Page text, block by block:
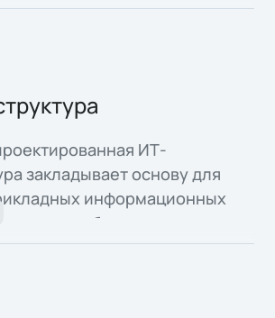
ИТ-
закладывает основу для
информационных
бизнес-процессов.